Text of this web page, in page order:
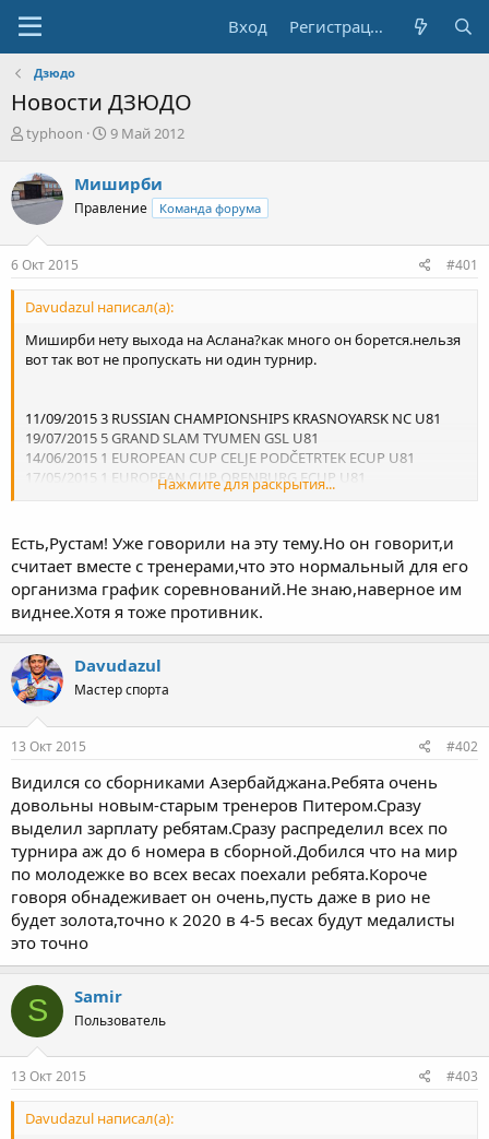
Вход Регистрация
Дзюдо
Новости ДЗЮДО
А
т
о
р
т
е
м
typhoon
Д
а
н
ч
а
9 Май 2012
Миширби
Правление Команда форума
6 Окт 2015 #401
Davudazul написал(а):
Миширби нету выхода на Аслана?как много он борется.нельзя
вот так вот не пропускать ни один турнир.
11/09/2015 3 RUSSIAN CHAMPIONSHIPS KRASNOYARSK NC U81
19/07/2015 5 GRAND SLAM TYUMEN GSL U81
14/06/2015 1 EUROPEAN CUP CELJE PODČETRTEK ECUP U81
17/05/2015 1 EUROPEAN CUP ORENBURG ECUP U81
02/04/2015 1 RUSSIAN U23 CHAMPIONSHIPS TYUMEN N23 U81
это еще не считая российские турниры
Нажмите для раскрытия...
Есть,Рустам! Уже говорили на эту тему.Но он говорит,и
считает вместе с тренерами,что это нормальный для его
организма график соревнований.Не знаю,наверное им
виднее.Хотя я тоже противник.
Davudazul
Мастер спорта
13 Окт 2015 #402
Видился со сборниками Азербайджана.Ребята очень
довольны новым-старым тренеров Питером.Сразу
выделил зарплату ребятам.Сразу распределил всех по
турнира аж до 6 номера в сборной.Добился что на мир
по молодежке во всех весах поехали ребята.Короче
говоря обнадеживает он очень,пусть даже в рио не
будет золота,точно к 2020 в 4-5 весах будут медалисты
это точно
S Samir
Пользователь
13 Окт 2015 #403
Davudazul написал(а):